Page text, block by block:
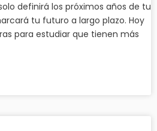
definirá los próximos años de tu
tu futuro a largo plazo. Hoy
para estudiar que tienen más